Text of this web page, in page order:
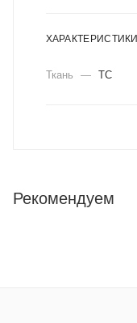
ХАРАКТЕРИСТИКИ
Ткань — ТС
Рекомендуем